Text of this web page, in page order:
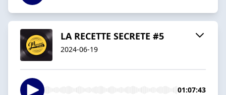
LA RECETTE SECRETE #5
2024-06-19
01:07:43